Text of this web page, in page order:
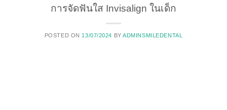
การจัดฟันใส Invisalign ในเด็ก
POSTED ON 13/07/2024 BYADMINSMILEDENTAL